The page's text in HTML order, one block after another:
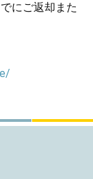
にご返却また